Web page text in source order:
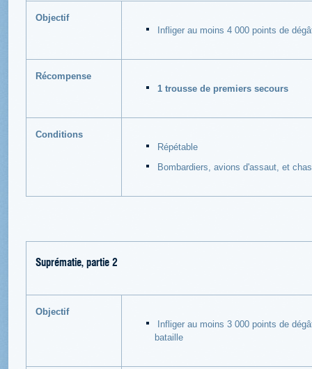
Objectif
Infliger au moins 4 000 points de
Récompense
1 trousse de premiers secours
Conditions
Répétable
Bombardiers, avions d'assaut, et
Suprématie, partie 2
Objectif
Infliger au moins 3 000 points de
bataille